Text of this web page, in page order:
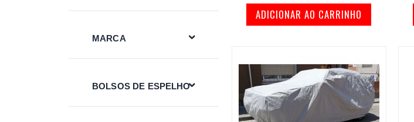
ADICIONAR AO CARRINHO
MARCA
BOLSOS DE ESPELHO